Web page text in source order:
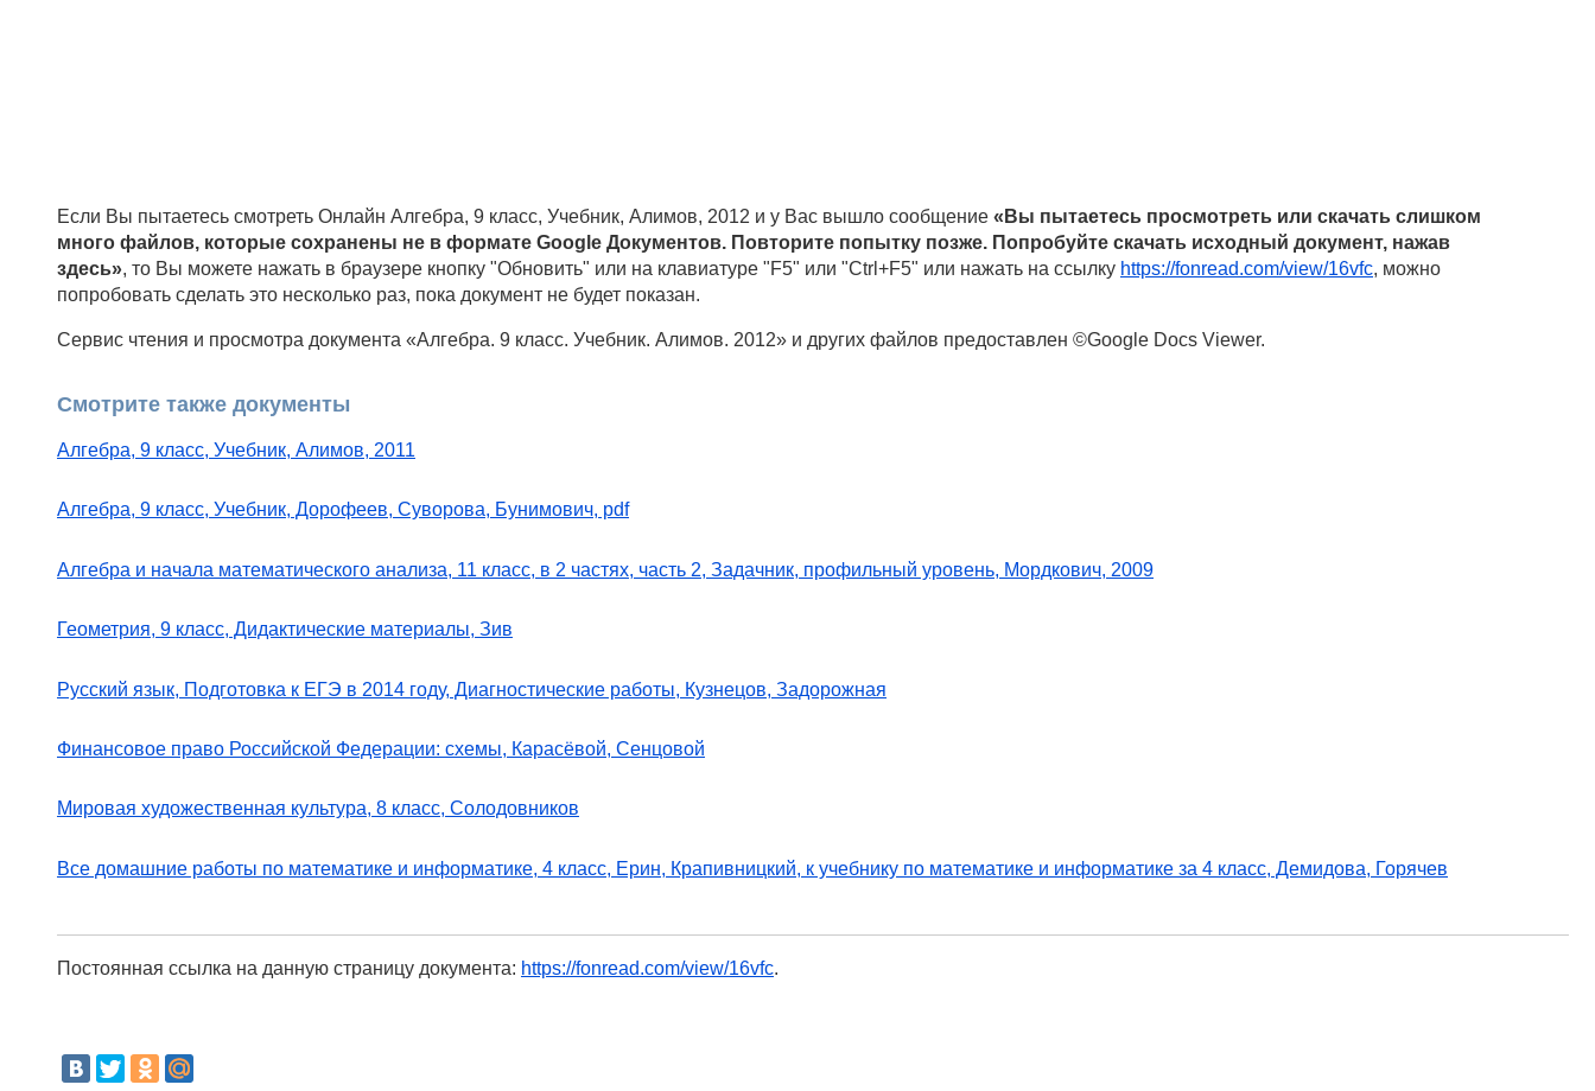
Если Вы пытаетесь смотреть Онлайн Алгебра, 9 класс, Учебник, Алимов, 2012 и у Вас вышло сообщение «Вы пытаетесь просмотреть или скачать слишком
много файлов, которые сохранены не в формате Google Документов. Повторите попытку позже. Попробуйте скачать исходный документ, нажав
здесь», то Вы можете нажать в браузере кнопку "Обновить" или на клавиатуре "F5" или "Ctrl+F5" или нажать на ссылку https://fonread.com/view/16vfc, можно
попробовать сделать это несколько раз, пока документ не будет показан.
Сервис чтения и просмотра документа «Алгебра. 9 класс. Учебник. Алимов. 2012» и других файлов предоставлен ©Google Docs Viewer.
Смотрите также документы
Алгебра, 9 класс, Учебник, Алимов, 2011
Алгебра, 9 класс, Учебник, Дорофеев, Суворова, Бунимович, pdf
Алгебра и начала математического анализа, 11 класс, в 2 частях, часть 2, Задачник, профильный уровень, Мордкович, 2009
Геометрия, 9 класс, Дидактические материалы, Зив
Русский язык, Подготовка к ЕГЭ в 2014 году, Диагностические работы, Кузнецов, Задорожная
Финансовое право Российской Федерации: схемы, Карасёвой, Сенцовой
Мировая художественная культура, 8 класс, Солодовников
Все домашние работы по математике и информатике, 4 класс, Ерин, Крапивницкий, к учебнику по математике и информатике за 4 класс, Демидова, Горячев
Постоянная ссылка на данную страницу документа: https://fonread.com/view/16vfc.